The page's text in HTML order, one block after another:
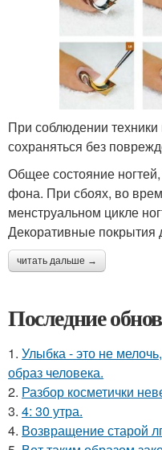
При соблюдении
сохраняться без
Общее состояние
фона. При сбоях, во
менструальном цикле
Декоративные покрытия
читать дальше →
Последние
1. Улыбка - это не
образ человека.
2. Разбор косметички
3. 4: 30 утра.
4. Возвращение старой